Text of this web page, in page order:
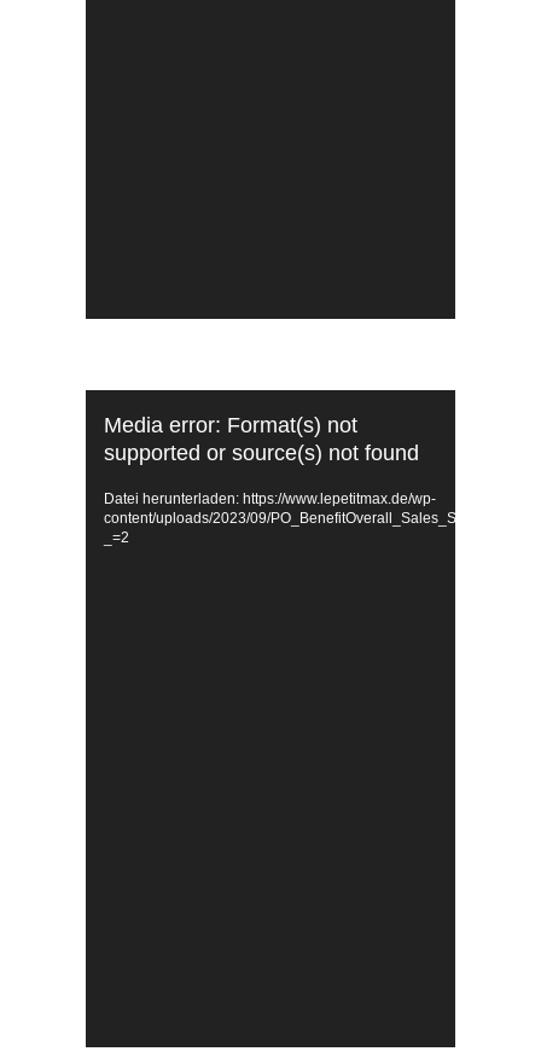
Player
Media error: Format(s) not
supported or source(s) not found
Datei herunterladen: https://www.lepetitmax.de/wp-
content/uploads/2023/09/
_=2